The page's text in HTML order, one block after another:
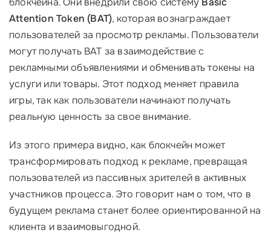
Attention Token (BAT), которая вознаграждает
пользователей за просмотр рекламы. Пользователи
могут получать BAT за взаимодействие с
рекламными объявлениями и обменивать токены на
услуги или товары. Этот подход меняет правила
игры, так как пользователи начинают получать
реальную ценность за свое внимание.
Из этого примера видно, как блокчейн может
трансформировать подход к рекламе, превращая
пользователей из пассивных зрителей в активных
участников процесса. Это говорит нам о том, что в
будущем реклама станет более ориентированной на
клиента и взаимовыгодной.